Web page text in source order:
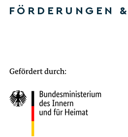
FÖRDERUNGEN